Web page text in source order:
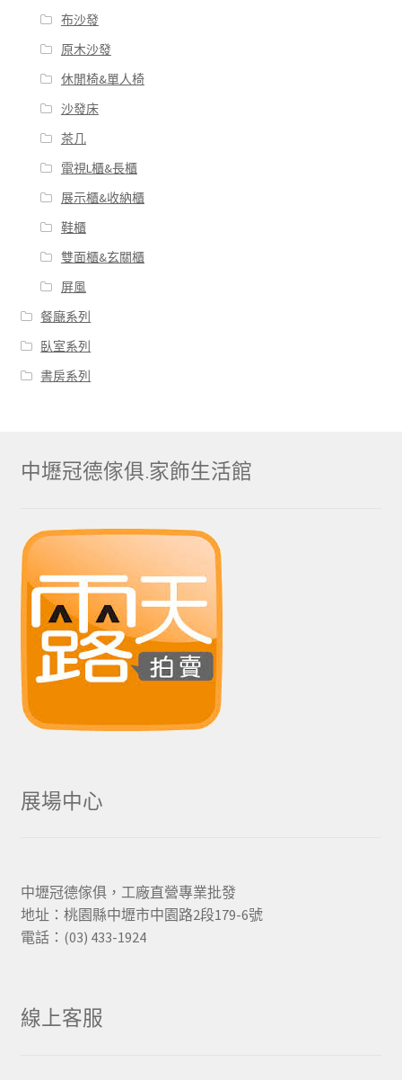
布沙發
原木沙發
休閒椅&單人椅
沙發床
茶几
電視L櫃&長櫃
展示櫃&收納櫃
鞋櫃
雙面櫃&玄關櫃
屏風
餐廰系列
臥室系列
書房系列
中壢冠德傢俱.家飾生活館
展場中心
中壢冠德傢俱，工廠直營專業批發
地址：桃園縣中壢市中園路2段179-6號
電話：(03) 433-1924
線上客服